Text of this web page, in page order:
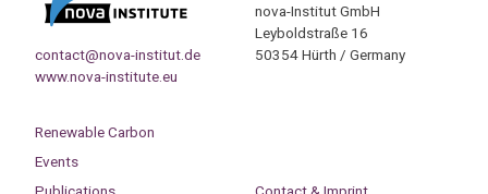
contact@nova-institut.de
www.nova-institute.eu
nova-Institut GmbH
Leyboldstraße 16
50354 Hürth / Germany
Renewable Carbon
Events
Publications